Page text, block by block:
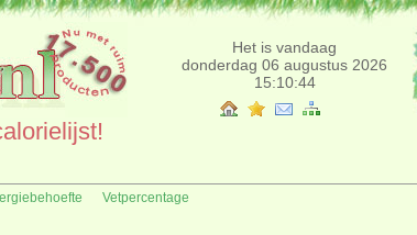
Het is vandaag
donderdag 06 augustus 2026
15:10:44
Vetpercentage